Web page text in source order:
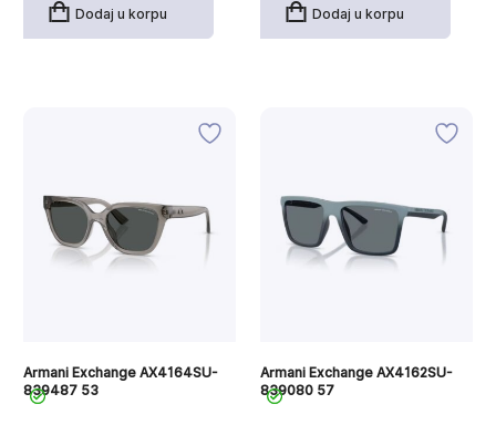
Dodaj u korpu Dodaj u korpu
Armani Exchange AX4164SU-
839487 53
Armani Exchange AX4162SU-
839080 57